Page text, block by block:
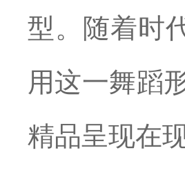
型。随着时
用这一舞蹈
精品呈现在